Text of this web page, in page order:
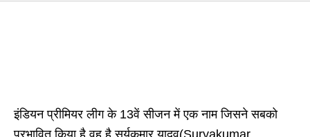
इंडियन प्रीमियर लीग के 13वें सीजन में एक नाम जिसने सबको